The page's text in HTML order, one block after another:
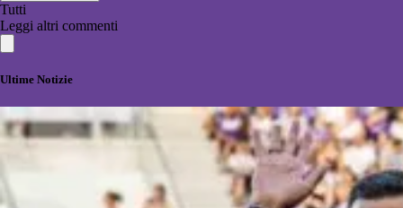
Tutti
Leggi altri commenti
Ultime Notizie